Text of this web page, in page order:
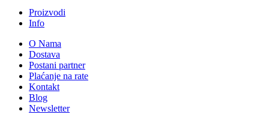
Proizvodi
Info
O Nama
Dostava
Postani partner
Plaćanje na rate
Kontakt
Blog
Newsletter